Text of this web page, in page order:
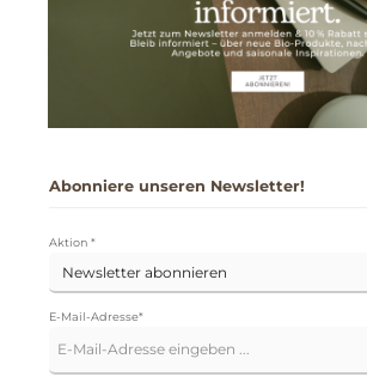
Abonniere unseren Newsletter!
Aktion *
E-Mail-Adresse*